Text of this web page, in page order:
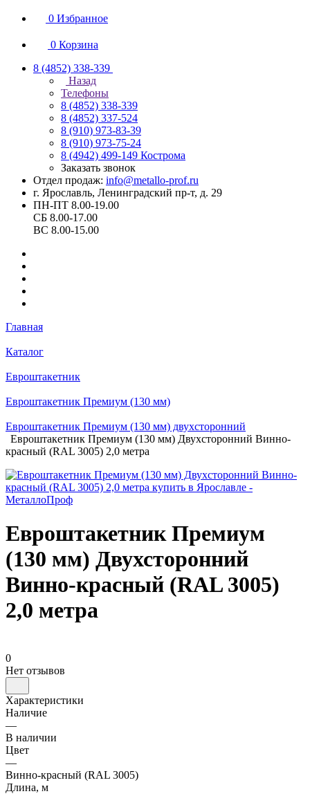
0 Избранное
0 Корзина
8 (4852) 338-339
Назад
Телефоны
8 (4852) 338-339
8 (4852) 337-524
8 (910) 973-83-39
8 (910) 973-75-24
8 (4942) 499-149 Кострома
Заказать звонок
Отдел продаж: info@metallo-prof.ru
г. Ярославль, Ленинградский пр-т, д. 29
ПН-ПТ 8.00-19.00
СБ 8.00-17.00
ВС 8.00-15.00
Главная
Каталог
Евроштакетник
Евроштакетник Премиум (130 мм)
Евроштакетник Премиум (130 мм) двухсторонний
Евроштакетник Премиум (130 мм) Двухсторонний Винно-
красный (RAL 3005) 2,0 метра
Евроштакетник Премиум
(130 мм) Двухсторонний
Винно-красный (RAL 3005)
2,0 метра
0
Нет отзывов
Характеристики
Наличие
—
В наличии
Цвет
—
Винно-красный (RAL 3005)
Длина, м